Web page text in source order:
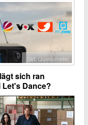
Bild: Quotenmeter
sich ran
Dance?